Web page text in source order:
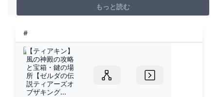
時間0:44 ①夢見の勇者服2:22 ②夢見の勇者ズボン4:53 ③
夢見の勇者の面□Twitterhttps://twitter.com/GORIKI22□
もっと読む
#
【ティアキン】
風の神殿の攻略
と宝箱・鍵の場
所【ゼルダの伝
説ティアーズオ
ブザキング...